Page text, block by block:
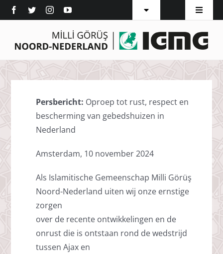
naar
Toggle
Navigation
Vestigingen
Word Lid
Toggle
Over ons
Diensten
Contact
Persbericht: Oproep tot rust, respect en
bescherming van gebedshuizen in
Nederland
Amsterdam, 10 november 2024
Als Islamitische Gemeenschap Milli Görüş
Noord-Nederland uiten wij onze ernstige
zorgen
over de recente ontwikkelingen en de
onrust die is ontstaan rond de wedstrijd
tussen Ajax en